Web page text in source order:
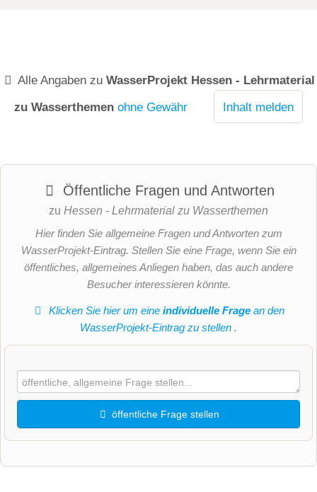
Alle Angaben zuWasserProjekt Hessen - Lehrmaterial
zu Wasserthemen ohne Gewähr Inhalt melden
Öffentliche Fragen und Antworten
zu Hessen - Lehrmaterial zu Wasserthemen
Hier finden Sie allgemeine Fragen und Antworten zum
WasserProjekt-Eintrag. Stellen Sie eine Frage, wenn Sie ein
öffentliches, allgemeines Anliegen haben, das auch andere
Besucher interessieren könnte.
Klicken Sie hier um eineindividuelle Frage an den
WasserProjekt-Eintrag zu stellen .
öffentliche Frage stellen